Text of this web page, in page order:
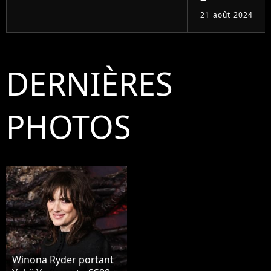
21 août 2024
DERNIÈRES
PHOTOS
Winona Ryder portant